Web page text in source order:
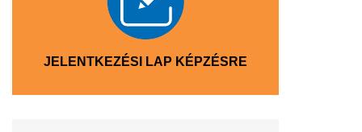
JELENTKEZÉSI LAP KÉPZÉSRE